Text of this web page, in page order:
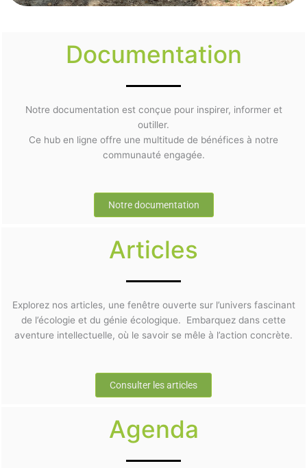
Documentation
Notre documentation est conçue pour inspirer, informer et
outiller.
Ce hub en ligne offre une multitude de bénéfices à notre
communauté engagée.
Notre documentation
Articles
Explorez nos articles, une fenêtre ouverte sur l’univers fascinant
de l’écologie et du génie écologique. Embarquez dans cette
aventure intellectuelle, où le savoir se mêle à l’action concrète.
Consulter les articles
Agenda